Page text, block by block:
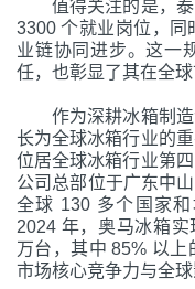
值得关注的是，泰
3300 个就业岗位，同
业链协同进步。这一
任，也彰显了其在全
作为深耕冰箱制造
长为全球冰箱行业的
位居全球冰箱行业第
公司总部位于广东中
全球 130 多个国家
2024 年，奥马冰箱
万台，其中 85% 以
市场核心竞争力与全